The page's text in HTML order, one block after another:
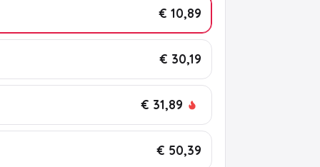
€ 10,89
€ 30,19
€ 31,89
€ 50,39